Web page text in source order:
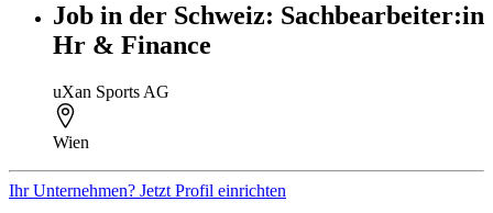
Job in der Schweiz: Sachbearbeiter:in
Hr & Finance
uXan Sports AG
Wien
Ihr Unternehmen? Jetzt Profil einrichten